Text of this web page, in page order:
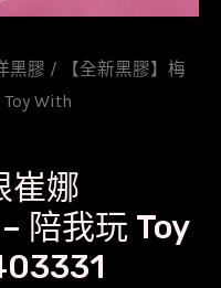
黑膠 / 【全新黑膠】梅
With
崔娜
陪我玩 Toy